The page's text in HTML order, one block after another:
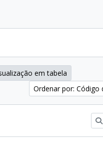
em tabela
Ordenar por: Código